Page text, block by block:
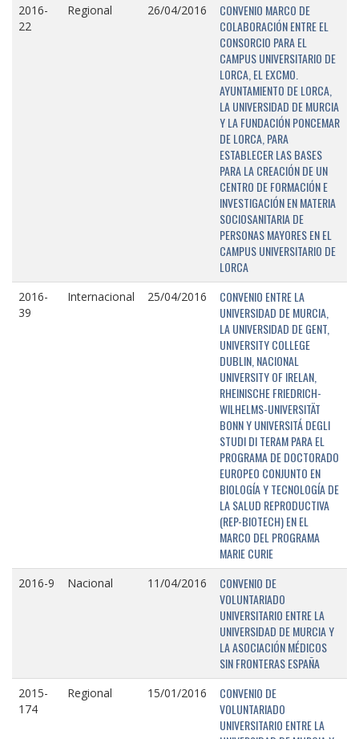
2016-
22
Regional 26/04/2016
CONVENIO MARCO DE
COLABORACIÓN ENTRE EL
CONSORCIO PARA EL
CAMPUS UNIVERSITARIO DE
LORCA, EL EXCMO.
AYUNTAMIENTO DE LORCA,
LA UNIVERSIDAD DE MURCIA
Y LA FUNDACIÓN PONCEMAR
DE LORCA, PARA
ESTABLECER LAS BASES
PARA LA CREACIÓN DE UN
CENTRO DE FORMACIÓN E
INVESTIGACIÓN EN MATERIA
SOCIOSANITARIA DE
PERSONAS MAYORES EN EL
CAMPUS UNIVERSITARIO DE
LORCA
2016-
39
Internacional 25/04/2016
CONVENIO ENTRE LA
UNIVERSIDAD DE MURCIA,
LA UNIVERSIDAD DE GENT,
UNIVERSITY COLLEGE
DUBLIN, NACIONAL
UNIVERSITY OF IRELAN,
RHEINISCHE FRIEDRICH-
WILHELMS-UNIVERSITÄT
BONN Y UNIVERSITÁ DEGLI
STUDI DI TERAM PARA EL
PROGRAMA DE DOCTORADO
EUROPEO CONJUNTO EN
BIOLOGÍA Y TECNOLOGÍA DE
LA SALUD REPRODUCTIVA
(REP-BIOTECH) EN EL
MARCO DEL PROGRAMA
MARIE CURIE
2016-9 Nacional 11/04/2016
CONVENIO DE
VOLUNTARIADO
UNIVERSITARIO ENTRE LA
UNIVERSIDAD DE MURCIA Y
LA ASOCIACIÓN MÉDICOS
SIN FRONTERAS ESPAÑA
2015-
174
Regional 15/01/2016
CONVENIO DE
VOLUNTARIADO
UNIVERSITARIO ENTRE LA